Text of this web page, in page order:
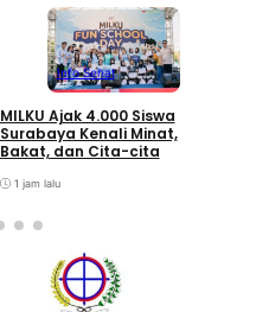
Info Sehat
MILKU Ajak 4.000 Siswa
Surabaya Kenali Minat,
Bakat, dan Cita-cita
1 jam lalu